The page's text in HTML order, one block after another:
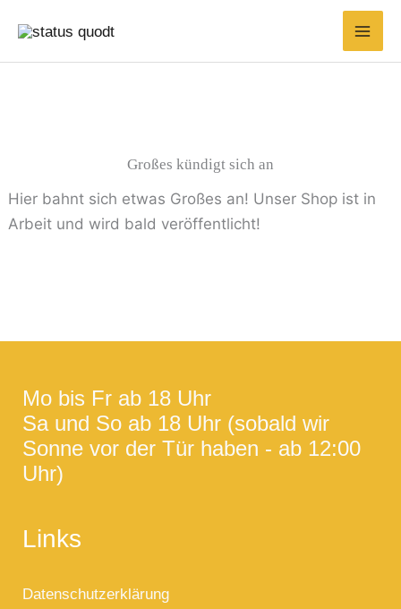
Inhalt
springen
Großes kündigt sich an
Hier bahnt sich etwas Großes an! Unser Shop ist in
Arbeit und wird bald veröffentlicht!
Mo bis Fr ab 18 Uhr
Sa und So ab 18 Uhr (sobald wir
Sonne vor der Tür haben - ab 12:00
Uhr)
Links
Datenschutzerklärung